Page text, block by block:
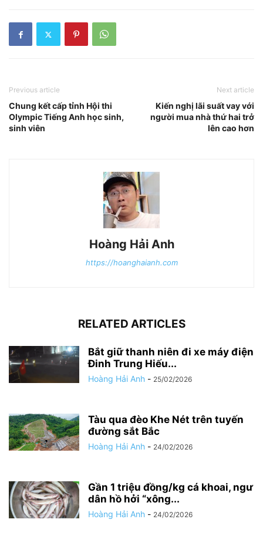
Previous article
Chung kết cấp tỉnh Hội thi
Olympic Tiếng Anh học sinh,
sinh viên
Next article
Kiến nghị lãi suất vay với
người mua nhà thứ hai trở
lên cao hơn
Hoàng Hải Anh
https://hoanghaianh.com
RELATED ARTICLES
Bắt giữ thanh niên đi xe máy điện
Đinh Trung Hiếu...
Hoàng Hải Anh - 25/02/2026
Tàu qua đèo Khe Nét trên tuyến
đường sắt Bắc
Hoàng Hải Anh - 24/02/2026
Gần 1 triệu đồng/kg cá khoai, ngư
dân hồ hởi “xông...
Hoàng Hải Anh - 24/02/2026